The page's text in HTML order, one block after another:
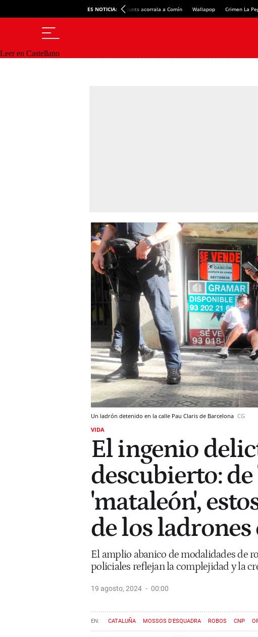
ES NOTICIA: Junts acorrala a Comín Wallapop Crimen La
Leer en Castellano
Un ladrón detenido en la calle Pau Claris de Barcelona CG
VIDA
El ingenio
descubierto:
'mataleón',
de los
El amplio abanico de modalidades de
policiales reflejan la complejidad y la
19 agosto, 2024 00:00
CATALUÑA MOSSOS D'ESQUADRA ROBOS CNP